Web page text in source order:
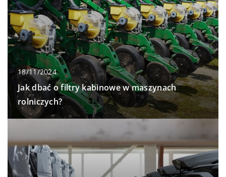
18/11/2024
Jak dbać o filtry kabinowe w maszynach
rolniczych?